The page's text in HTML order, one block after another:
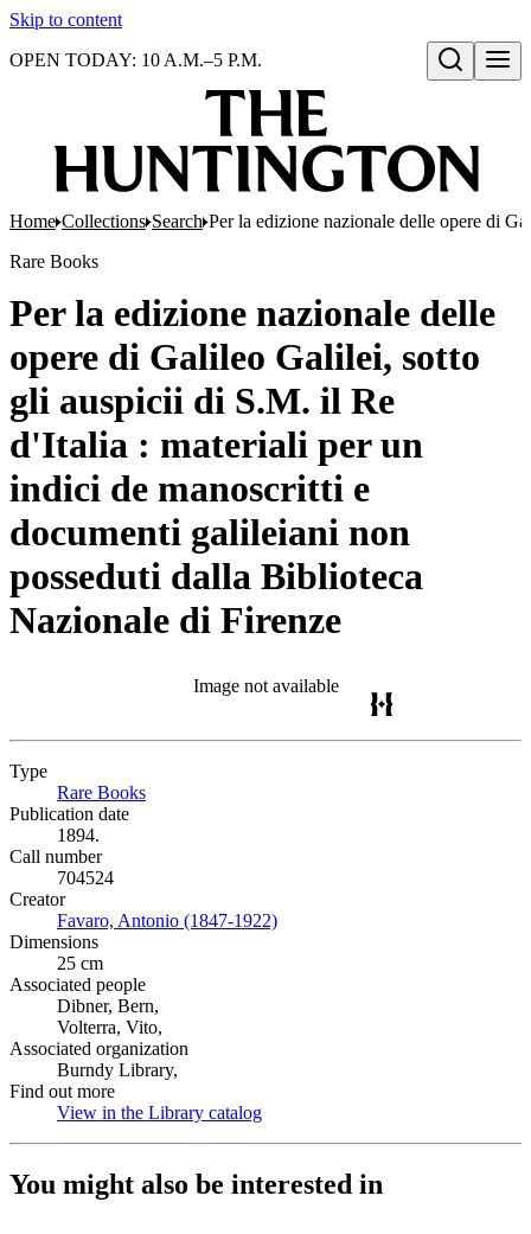
Skip to content
Open search
OPEN TODAY: 10 A.M.–5 P.M.
Home Collections Search Per la edizione nazionale delle opere di
Rare Books
Per la edizione nazionale delle
opere di Galileo Galilei, sotto
gli auspicii di S.M. il Re
d'Italia : materiali per un
indici de manoscritti e
documenti galileiani non
posseduti dalla Biblioteca
Nazionale di Firenze
Image not available
Type
Rare Books
Publication date
1894.
Call number
704524
Creator
Favaro, Antonio (1847-1922)
Dimensions
25 cm
Associated people
Dibner, Bern,
Volterra, Vito,
Associated organization
Burndy Library,
Find out more
View in the Library catalog
You might also be interested in